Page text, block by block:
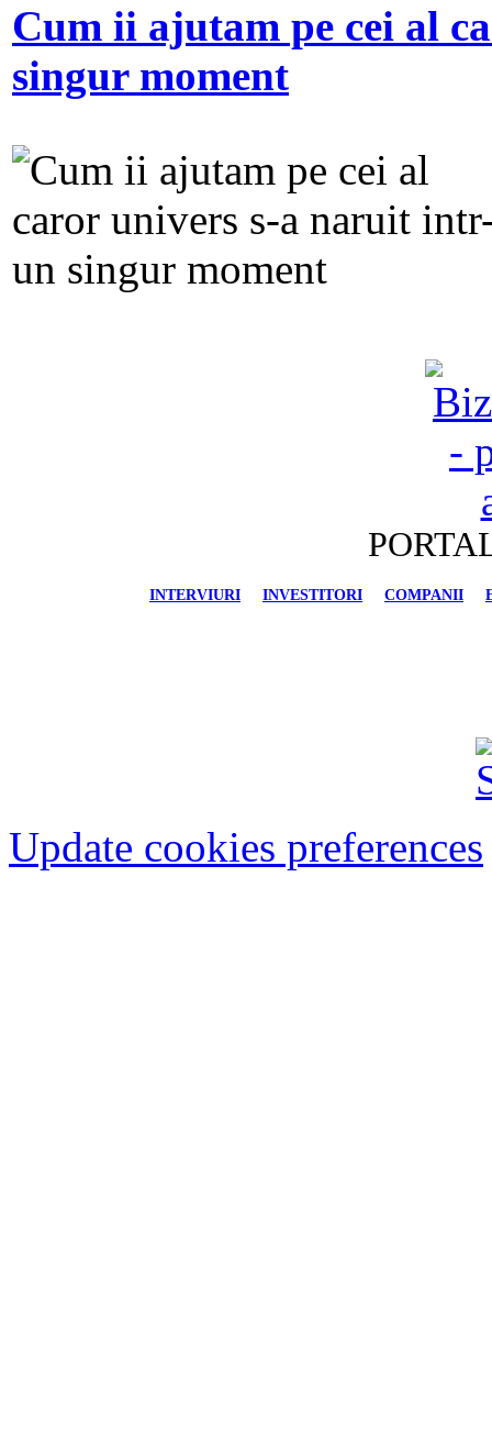
Cum ii ajutam pe cei al
singur moment
INTERVIURI INVESTITORI COMPANII
Update cookies preferences